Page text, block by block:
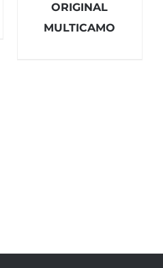
ORIGINAL
MULTICAMO